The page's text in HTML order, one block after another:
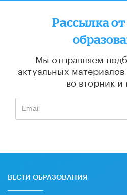
Рассылка
Мы отправляем
актуальных материалов
во вторник и
ВЕСТИ ОБРАЗОВАНИЯ